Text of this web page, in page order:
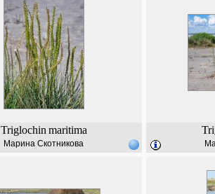
Triglochin maritima
Марина Скотникова